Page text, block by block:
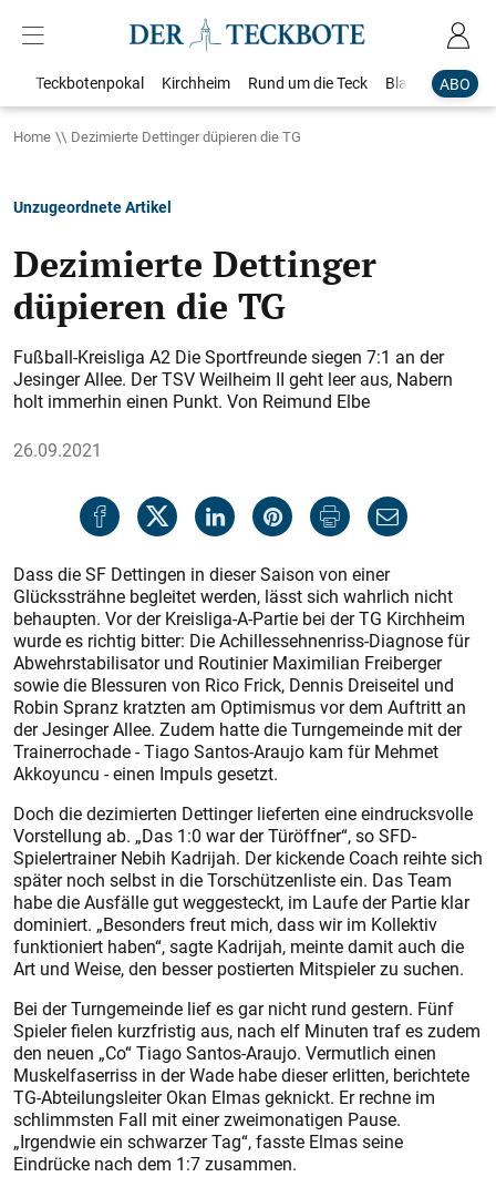
ABO
Teckbotenpokal Kirchheim Rund um die Teck Blaulicht
Home Dezimierte Dettinger düpieren die TG
Unzugeordnete Artikel
Dezimierte Dettinger
düpieren die TG
Fußball-Kreisliga A2 Die Sportfreunde siegen 7:1 an der
Jesinger Allee. Der TSV Weilheim II geht leer aus, Nabern
holt immerhin einen Punkt. Von Reimund Elbe
26.09.2021
Dass die SF Dettingen in dieser Saison von einer
Glückssträhne begleitet werden, lässt sich wahrlich nicht
behaupten. Vor der Kreisliga-A-Partie bei der TG Kirchheim
wurde es richtig bitter: Die Achillessehnenriss-Diagnose für
Abwehrstabilisator und Routinier Maximilian Freiberger
sowie die Blessuren von Rico Frick, Dennis Dreiseitel und
Robin Spranz kratzten am Optimismus vor dem Auftritt an
der Jesinger Allee. Zudem hatte die Turngemeinde mit der
Trainerrochade - Tiago Santos-Araujo kam für Mehmet
Akkoyuncu - einen Impuls gesetzt.
Doch die dezimierten Dettinger lieferten eine eindrucksvolle
Vorstellung ab. „Das 1:0 war der Türöffner“, so SFD-
Spielertrainer Nebih Kadrijah. Der kickende Coach reihte sich
später noch selbst in die Torschützenliste ein. Das Team
habe die Ausfälle gut weggesteckt, im Laufe der Partie klar
dominiert. „Besonders freut mich, dass wir im Kollektiv
funktioniert haben“, sagte Kadrijah, meinte damit auch die
Art und Weise, den besser postierten Mitspieler zu suchen.
Bei der Turngemeinde lief es gar nicht rund gestern. Fünf
Spieler fielen kurzfristig aus, nach elf Minuten traf es zudem
den neuen „Co“ Tiago Santos-Araujo. Vermutlich einen
Muskelfaserriss in der Wade habe dieser erlitten, berichtete
TG-Abteilungsleiter Okan Elmas geknickt. Er rechne im
schlimmsten Fall mit einer zweimonatigen Pause.
„Irgendwie ein schwarzer Tag“, fasste Elmas seine
Eindrücke nach dem 1:7 zusammen.